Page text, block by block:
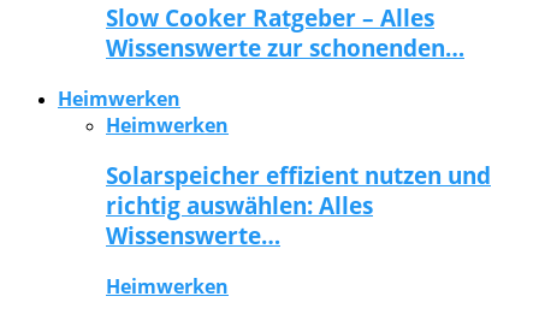
Slow Cooker Ratgeber – Alles
Wissenswerte zur schonenden…
Heimwerken
Heimwerken
Solarspeicher effizient nutzen und
richtig auswählen: Alles
Wissenswerte…
Heimwerken